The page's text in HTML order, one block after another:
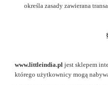
określa zasady zawierana
www.littleindia.pl jest sklepem
którego użytkownicy mogą